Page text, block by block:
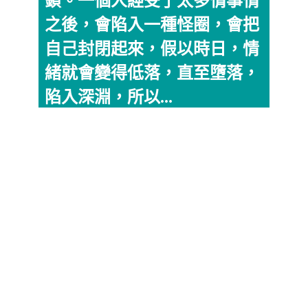
之後，會陷入一種怪圈，會把
自己封閉起來，假以時日，情
緒就會變得低落，直至墮落，
陷入深淵，所以...